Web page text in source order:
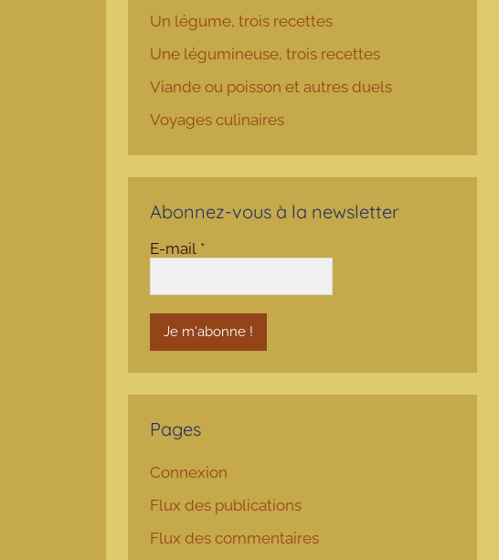
Un légume, trois recettes
Une légumineuse, trois recettes
Viande ou poisson et autres duels
Voyages culinaires
Abonnez-vous à la newsletter
E-mail *
Pages
Connexion
Flux des publications
Flux des commentaires